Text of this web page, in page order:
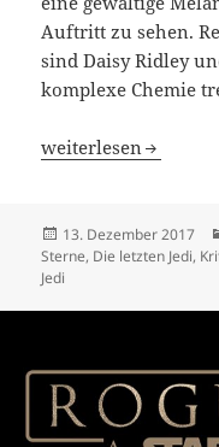
Auftritt zu sehen.
sind Daisy Ridley
komplexe Chemie
Star Wars: Die letzten
weiterlesen
Veröffentlicht
am
13. Dezember 2017
Sterne, Die letzten Jedi,
Jedi